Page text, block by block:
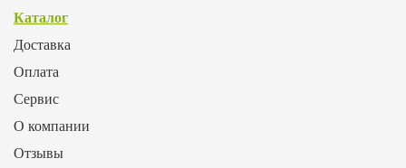
Каталог
Доставка
Оплата
Сервис
О компании
Отзывы